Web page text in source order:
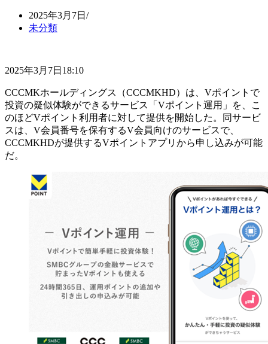
2025年3月7日
未分類
2025年3月7日18:10
CCCMKホールディングス（CCCMKHD）は、Vポイントで
投資の疑似体験ができるサービス「Vポイント運用」を、こ
のほどVポイント利用者に対して提供を開始した。同サービ
スは、V会員番号を保有するV会員向けのサービスで、
CCCMKHDが提供するVポイントアプリから申し込みが可能
だ。